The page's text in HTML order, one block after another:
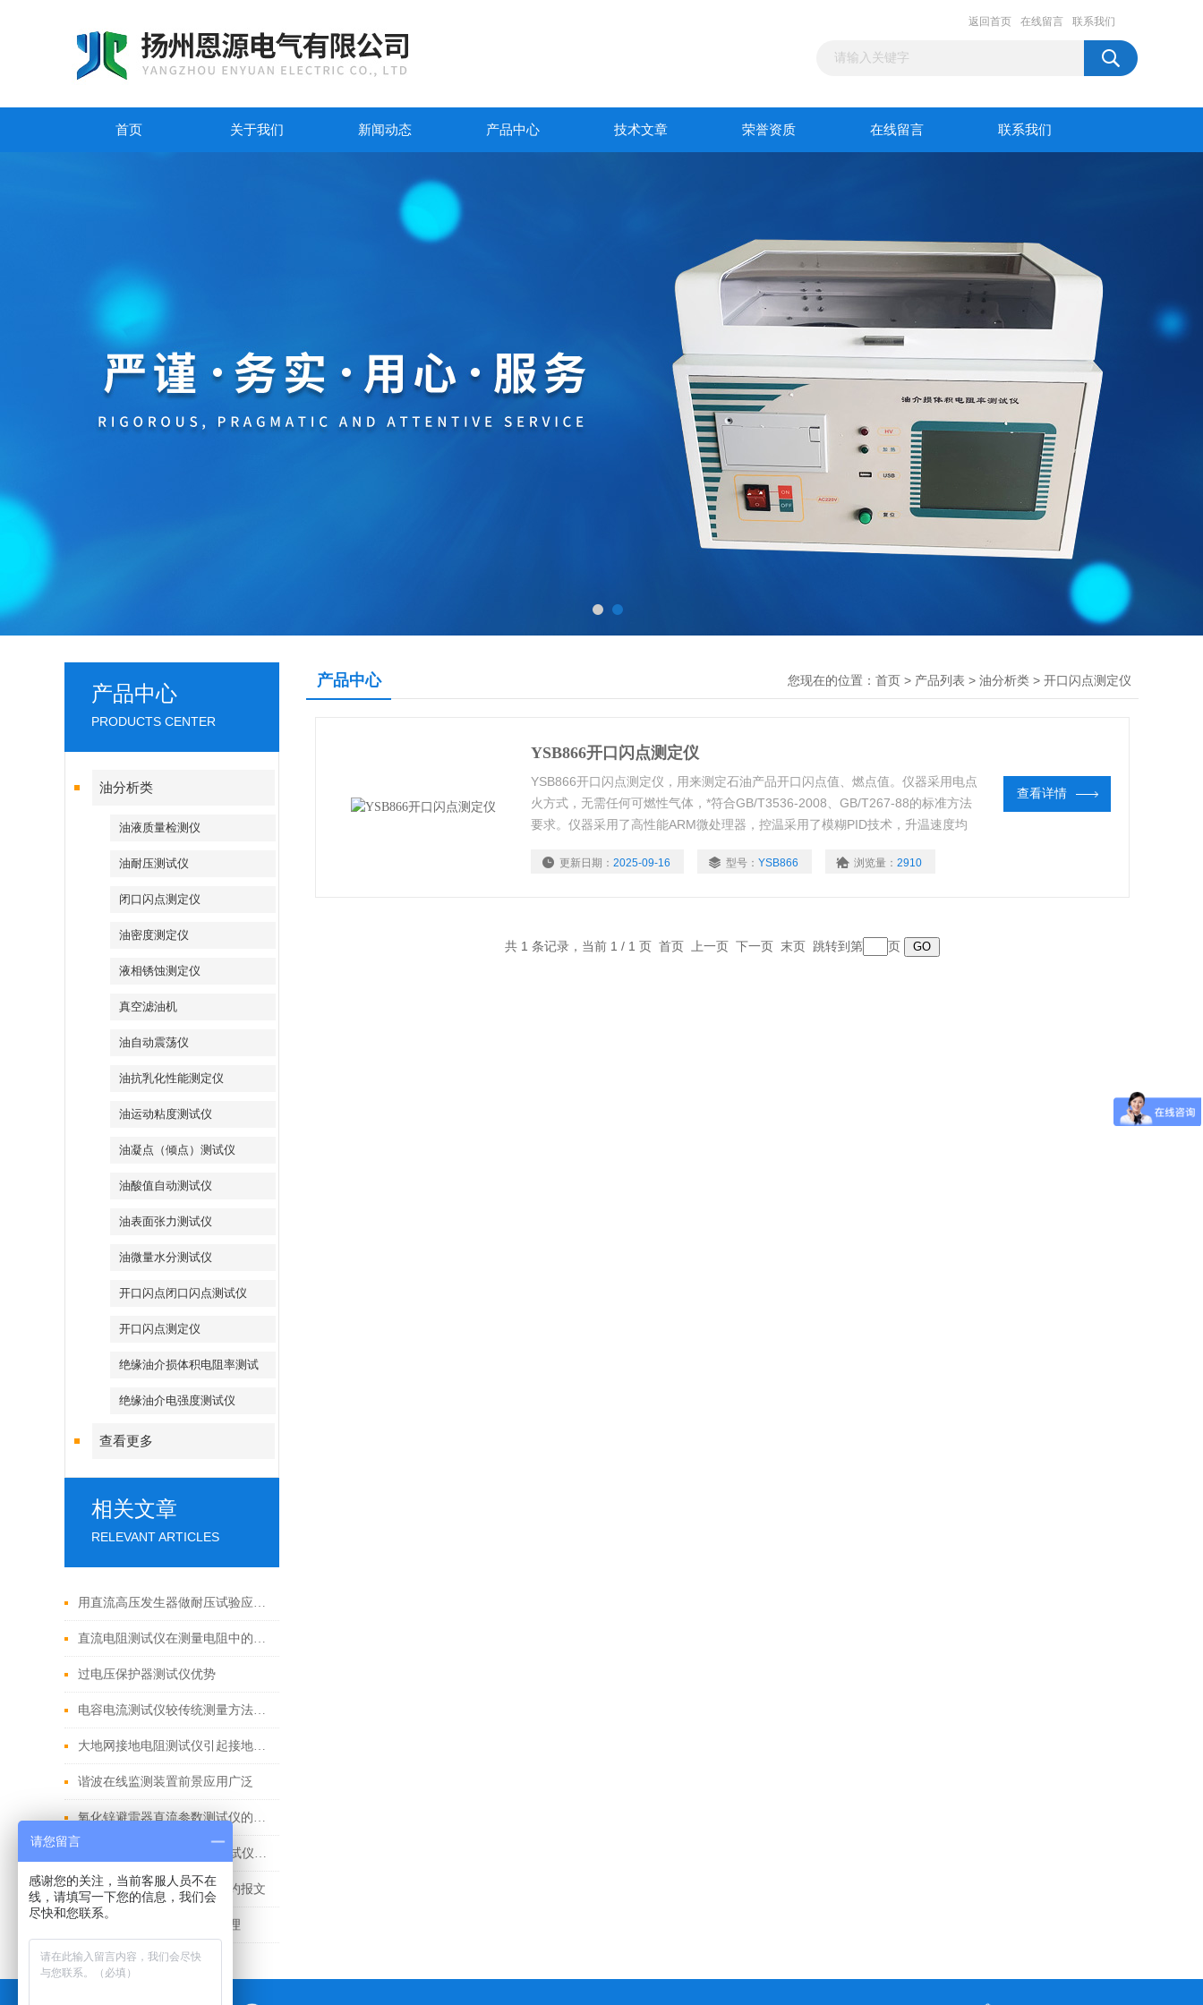
返回首页 在线留言 联系我们
首页 关于我们 新闻动态 产品中心 技术文章 荣誉资质 在线留言 联系我们
产品中心
PRODUCTS CENTER
油分析类
油液质量检测仪
油耐压测试仪
闭口闪点测定仪
油密度测定仪
液相锈蚀测定仪
真空滤油机
油自动震荡仪
油抗乳化性能测定仪
油运动粘度测试仪
油凝点（倾点）测试仪
油酸值自动测试仪
油表面张力测试仪
油微量水分测试仪
开口闪点闭口闪点测试仪
开口闪点测定仪
绝缘油介损体积电阻率测试
绝缘油介电强度测试仪
查看更多
相关文章
RELEVANT ARTICLES
用直流高压发生器做耐压试验应注意事项
直流电阻测试仪在测量电阻中的优势
过电压保护器测试仪优势
电容电流测试仪较传统测量方法有哪些优点
大地网接地电阻测试仪引起接地电阻检测不准确的原因
谐波在线监测装置前景应用广泛
氧化锌避雷器直流参数测试仪的参数和注意事项
YSB823C全自动直流电阻测试仪的性能特点
电能质量在线监测装置的规约报文
埋地管道泄漏检测仪检测原理
产品中心 您现在的位置： 首页 > 产品列表 > 油分析类 > 开口闪点测定仪
YSB866开口闪点测定仪
YSB866开口闪点测定仪，用来测定石油产品开口闪点值、燃点值。仪器采用电点
火方式，无需任何可燃性气体，*符合GB/T3536-2008、GB/T267-88的标准方法
要求。仪器采用了高性能ARM微处理器，控温采用了模糊PID技术，升温速度均
化工、商检等行业替代进口产品的仪器。
更新日期： 2025-09-16 型号： YSB866 浏览量： 2910
查看详情
共 1 条记录，当前 1 / 1 页 首页 上一页 下一页 末页 跳转到第 页
请您留言
感谢您的关注，当前客服人员不在
线，请填写一下您的信息，我们会
尽快和您联系。